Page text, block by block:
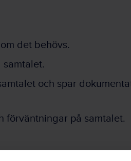
det behövs.
samtalet.
och spar
förväntningar på samtalet.